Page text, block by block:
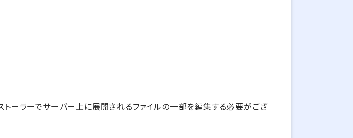
ーラーでサーバー上に展開されるファイルの一部を編集する必要がござ